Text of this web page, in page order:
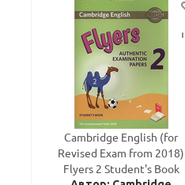
Cambridge English (for
Revised Exam from 2018)
Flyers 2 Student's Book